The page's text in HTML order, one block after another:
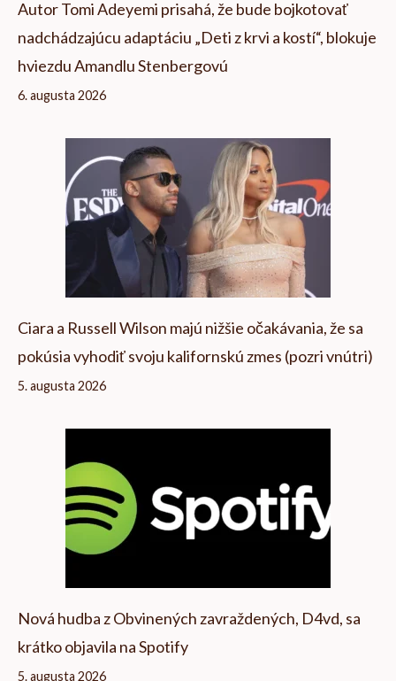
Autor Tomi Adeyemi prisahá, že bude bojkotovať
nadchádzajúcu adaptáciu „Deti z krvi a kostí“, blokuje
hviezdu Amandlu Stenbergovú
6. augusta 2026
Ciara a Russell Wilson majú nižšie očakávania, že sa
pokúsia vyhodiť svoju kalifornskú zmes (pozri vnútri)
5. augusta 2026
Nová hudba z Obvinených zavraždených, D4vd, sa
krátko objavila na Spotify
5. augusta 2026